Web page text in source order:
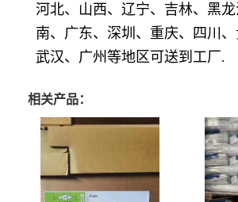
河北、山西、辽宁、吉林、黑
南、广东、深圳、重庆、四川、
武汉、广州等地区可送到工厂.
相关产品：